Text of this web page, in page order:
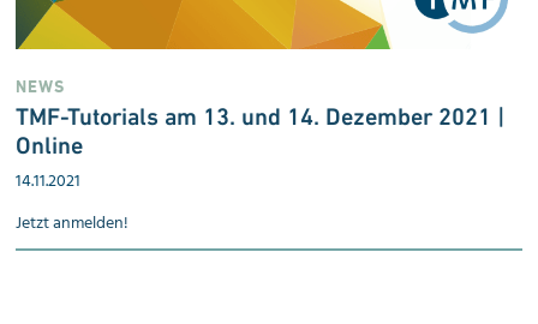
NEWS
TMF-Tutorials am 13. und 14. Dezember 2021 |
Online
14.11.2021
Jetzt anmelden!